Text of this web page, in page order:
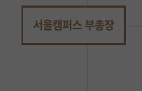
서울캠퍼스 부총장